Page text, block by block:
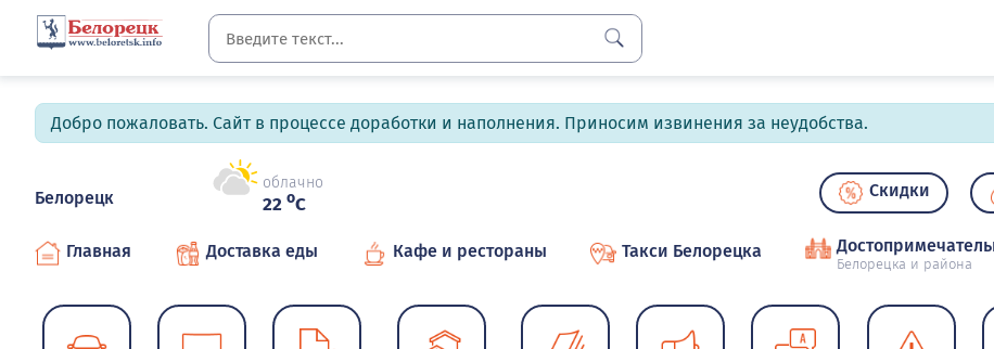
Добро пожаловать. Сайт в процессе доработки и наполнения. Приносим извинения за неудобства.
Белорецк
облачно
22 oC
Скидки
Главная Доставка еды Кафе и рестораны Такси Белорецка
Белорецка и района